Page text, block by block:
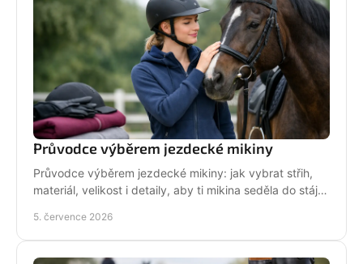
Průvodce výběrem jezdecké mikiny
Průvodce výběrem jezdecké mikiny: jak vybrat střih,
materiál, velikost i detaily, aby ti mikina seděla do stáje,
5. července 2026